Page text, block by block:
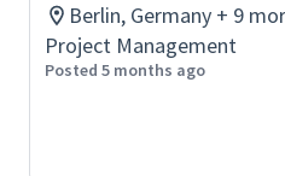
Berlin, Germany + 9
Project Management
Posted 5 months ago